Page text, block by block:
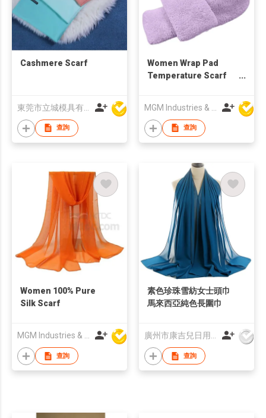
Cashmere Scarf
查詢
Women Wrap Pad
Temperature Scarf
Winter Scarves for
Women Cold Weather
查詢
Women 100% Pure
Silk Scarf
查詢
素色珍珠雪紡女士頭巾
馬來西亞純色長圍巾
查詢